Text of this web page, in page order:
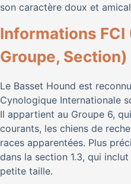
son caractère doux et
Informations FCI
Groupe, Section)
Le Basset Hound est
Cynologique Internationale
Il appartient au Groupe 6,
courants, les chiens de
races apparentées. Plus
dans la section 1.3, qui
petite taille.